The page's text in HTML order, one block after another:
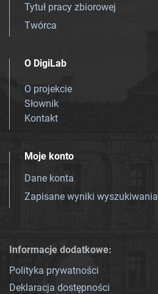
Tytuł pracy zbiorowej
Twórca
O DigiLab
O projekcie
Słownik
Kontakt
Moje konto
Dane konta
Zapisane wyniki wyszukiwania
Informacje dodatkowe:
Polityka prywatności
Deklaracja dostępności